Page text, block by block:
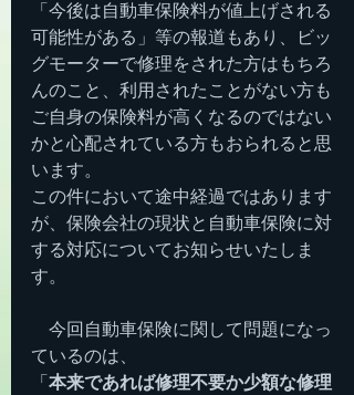
「今後は自動車保険料が値上げされる
可能性がある」等の報道もあり、ビッ
グモーターで修理をされた方はもちろ
んのこと、利用されたことがない方も
ご自身の保険料が高くなるのではない
かと心配されている方もおられると思
います。
この件において途中経過ではあります
が、保険会社の現状と自動車保険に対
する対応についてお知らせいたしま
す。
今回自動車保険に関して問題になっ
ているのは、
「 本来であれば修理不要か少額な修理